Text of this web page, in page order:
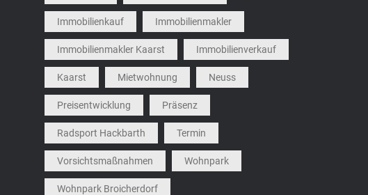
Immobilienkauf Immobilienmakler
Immobilienmakler Kaarst Immobilienverkauf
Kaarst Mietwohnung Neuss
Preisentwicklung Präsenz
Radsport Hackbarth Termin
Vorsichtsmaßnahmen Wohnpark
Wohnpark Broicherdorf